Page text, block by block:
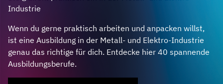
Industrie
Wenn du gerne praktisch arbeiten und anpacken willst,
ist eine Ausbildung in der Metall- und Elektro-Industrie
genau das richtige für dich. Entdecke hier 40 spannende
Ausbildungsberufe.